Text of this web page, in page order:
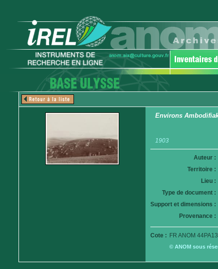
Environs
1903
Auteur :
Territoire :
Lieu :
Type de document :
Support et dimensions :
Provenance :
Cote : FR ANOM
© ANOM sous